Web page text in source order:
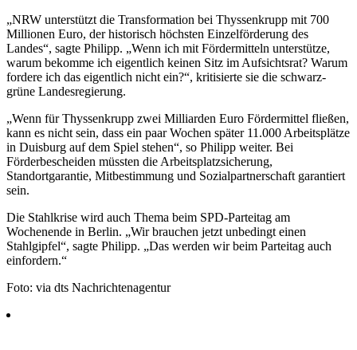
„NRW unterstützt die Transformation bei Thyssenkrupp mit 700
Millionen Euro, der historisch höchsten Einzelförderung des
Landes“, sagte Philipp. „Wenn ich mit Fördermitteln unterstütze,
warum bekomme ich eigentlich keinen Sitz im Aufsichtsrat? Warum
fordere ich das eigentlich nicht ein?“, kritisierte sie die schwarz-
grüne Landesregierung.
„Wenn für Thyssenkrupp zwei Milliarden Euro Fördermittel fließen,
kann es nicht sein, dass ein paar Wochen später 11.000 Arbeitsplätze
in Duisburg auf dem Spiel stehen“, so Philipp weiter. Bei
Förderbescheiden müssten die Arbeitsplatzsicherung,
Standortgarantie, Mitbestimmung und Sozialpartnerschaft garantiert
sein.
Die Stahlkrise wird auch Thema beim SPD-Parteitag am
Wochenende in Berlin. „Wir brauchen jetzt unbedingt einen
Stahlgipfel“, sagte Philipp. „Das werden wir beim Parteitag auch
einfordern.“
Foto: via dts Nachrichtenagentur